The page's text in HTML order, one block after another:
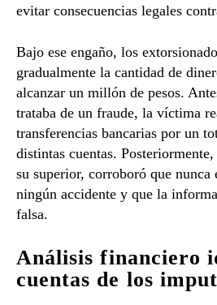
evitar consecuencias legales
Bajo ese engaño, los
gradualmente la cantidad de
alcanzar un millón de pesos.
trataba de un fraude, la víctima
transferencias bancarias por un
distintas cuentas.
su superior, corroboró que
ningún accidente y que la
falsa.
Análisis financiero
cuentas de los